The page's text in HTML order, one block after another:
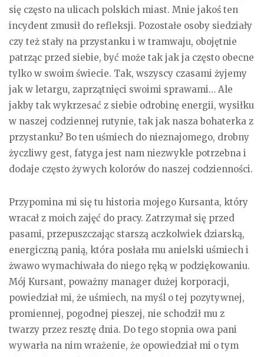
się często na ulicach polskich miast. Mnie jakoś ten
incydent zmusił do refleksji. Pozostałe osoby siedziały
czy też stały na przystanku i w tramwaju, obojętnie
patrząc przed siebie, być może tak jak ja często obecne
tylko w swoim świecie. Tak, wszyscy czasami żyjemy
jak w letargu, zaprzątnięci swoimi sprawami… Ale
jakby tak wykrzesać z siebie odrobinę energii, wysiłku
w naszej codziennej rutynie, tak jak nasza bohaterka z
przystanku? Bo ten uśmiech do nieznajomego, drobny
życzliwy gest, fatyga jest nam niezwykle potrzebna i
dodaje często żywych kolorów do naszej codzienności.
Przypomina mi się tu historia mojego Kursanta, który
wracał z moich zajęć do pracy. Zatrzymał się przed
pasami, przepuszczając starszą aczkolwiek dziarską,
energiczną panią, która posłała mu anielski uśmiech i
żwawo wymachiwała do niego ręką w podziękowaniu.
Mój Kursant, poważny manager dużej korporacji,
powiedział mi, że uśmiech, na myśl o tej pozytywnej,
promiennej, pogodnej pieszej, nie schodził mu z
twarzy przez resztę dnia. Do tego stopnia owa pani
wywarła na nim wrażenie, że opowiedział mi o tym